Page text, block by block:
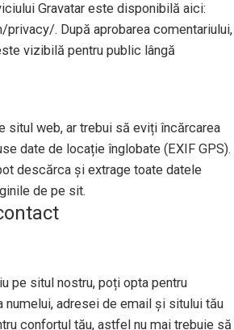
Gravatar este disponibilă aici:
. După aprobarea comentariului,
vizibilă pentru public lângă
situl web, ar trebui să eviți încărcarea
date de locație înglobate (EXIF GPS).
descărca și extrage toate datele
de pe sit.
pe situl nostru, poți opta pentru
numelui, adresei de email și sitului tău
confortul tău, astfel nu mai trebuie să